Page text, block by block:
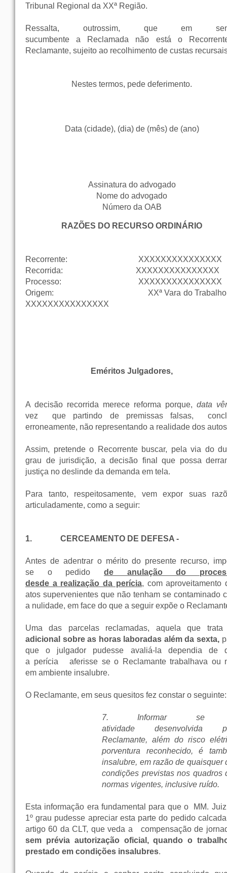
Tribunal Regional da XXª Região.
Ressalta, outrossim, que em
sucumbente a Reclamada não está o
Reclamante, sujeito ao recolhimento de custas
Nestes termos, pede deferimento.
Data (cidade), (dia) de (mês) de (ano)
Assinatura do advogado
Nome do advogado
Número da OAB
RAZÕES DO RECURSO ORDINÁRIO
Recorrente: XXXXXXXXXXXXXXX
Recorrida: XXXXXXXXXXXXXXX
Processo: XXXXXXXXXXXXXXX
Origem: XXª Vara do Trabalho
XXXXXXXXXXXXXXX
Eméritos Julgadores,
A decisão recorrida merece reforma porque,data
vez que partindo de premissas falsas,
erroneamente, não representando a realidade dos
Assim, pretende o Recorrente buscar, pela via do
grau de jurisdição, a decisão final que possa
justiça no deslinde da demanda em tela.
Para tanto, respeitosamente, vem expor suas
articuladamente, como a seguir:
1. CERCEAMENTO DE DEFESA -
Antes de adentrar o mérito do presente recurso,
se o pedidode anulação do
desde a realização da perícia, com aproveitamento
atos supervenientes que não tenham se contaminado
a nulidade, em face do que a seguir expõe o
Uma das parcelas reclamadas, aquela que trata
adicional sobre as horas laboradas além da sexta,
que o julgador pudesse avaliá-la dependia de
a perícia aferisse se o Reclamante trabalhava ou
em ambiente insalubre.
O Reclamante, em seus quesitos fez constar o seguinte:
7. Informar se
atividade desenvolvida
Reclamante, além do risco
porventura reconhecido, é
insalubre, em razão de quaisquer
condições previstas nos quadros
normas vigentes, inclusive ruído.
Esta informação era fundamental para que o MM.
1º grau pudesse apreciar esta parte do pedido
artigo 60 da CLT, que veda a compensação de
sem prévia autorização oficial, quando o
prestado em condições insalubres.